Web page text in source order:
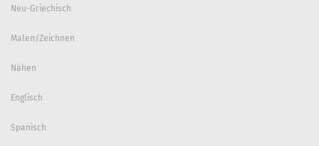
Neu-Griechisch
Malen/Zeichnen
Nähen
Englisch
Spanisch